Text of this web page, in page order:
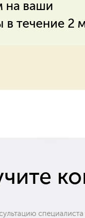
на ваши
в течение 2